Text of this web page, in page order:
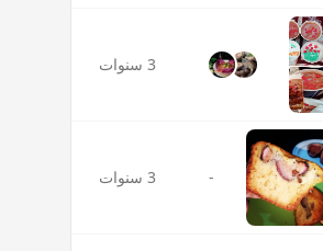
3 سنوات
- 3 سنوات